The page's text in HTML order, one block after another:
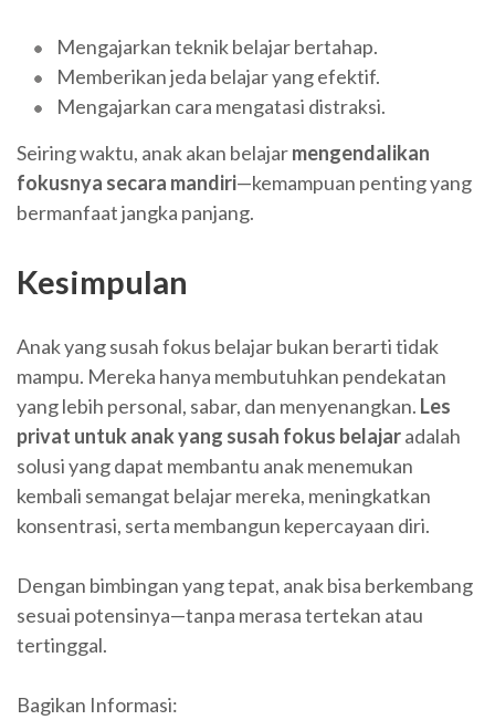
Mengajarkan teknik belajar bertahap.
Memberikan jeda belajar yang efektif.
Mengajarkan cara mengatasi distraksi.
Seiring waktu, anak akan belajarmengendalikan
fokusnya secara mandiri—kemampuan penting yang
bermanfaat jangka panjang.
Kesimpulan
Anak yang susah fokus belajar bukan berarti tidak
mampu. Mereka hanya membutuhkan pendekatan
yang lebih personal, sabar, dan menyenangkan. Les
privat untuk anak yang susah fokus belajaradalah
solusi yang dapat membantu anak menemukan
kembali semangat belajar mereka, meningkatkan
konsentrasi, serta membangun kepercayaan diri.
Dengan bimbingan yang tepat, anak bisa berkembang
sesuai potensinya—tanpa merasa tertekan atau
tertinggal.
Bagikan Informasi: